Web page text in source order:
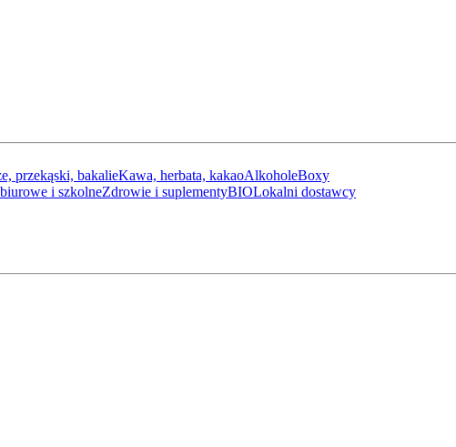
przekąski, bakalieKawa, herbata, kakaoAlkoholeBoxy
i szkolneZdrowie i suplementyBIOLokalni dostawcy